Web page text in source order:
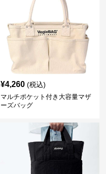
¥4,260 (税込)
マルチポケット付き大容量マザ
ーズバッグ